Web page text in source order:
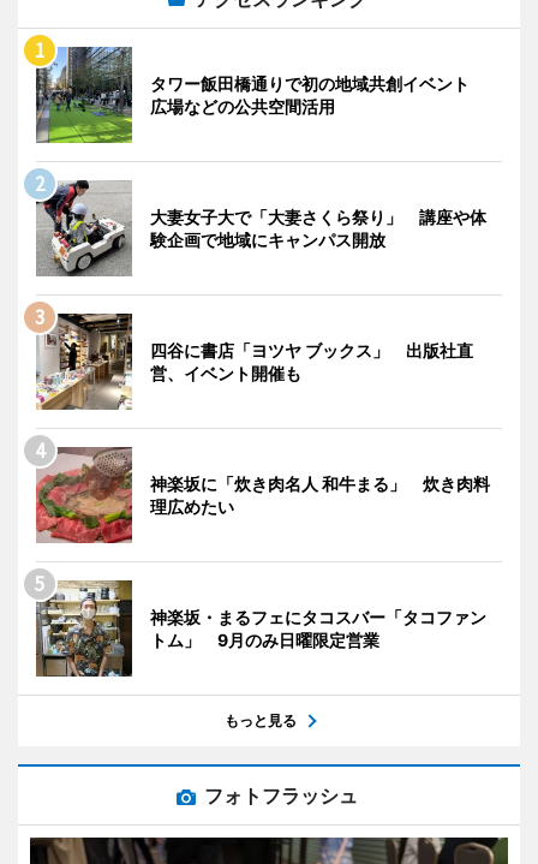
タワー飯田橋通りで初の地域共創イベント
広場などの公共空間活用
大妻女子大で「大妻さくら祭り」 講座や体
験企画で地域にキャンパス開放
四谷に書店「ヨツヤ ブックス」 出版社直
営、イベント開催も
神楽坂に「炊き肉名人 和牛まる」 炊き肉料
理広めたい
神楽坂・まるフェにタコスバー「タコファン
トム」 9月のみ日曜限定営業
もっと見る
フォトフラッシュ